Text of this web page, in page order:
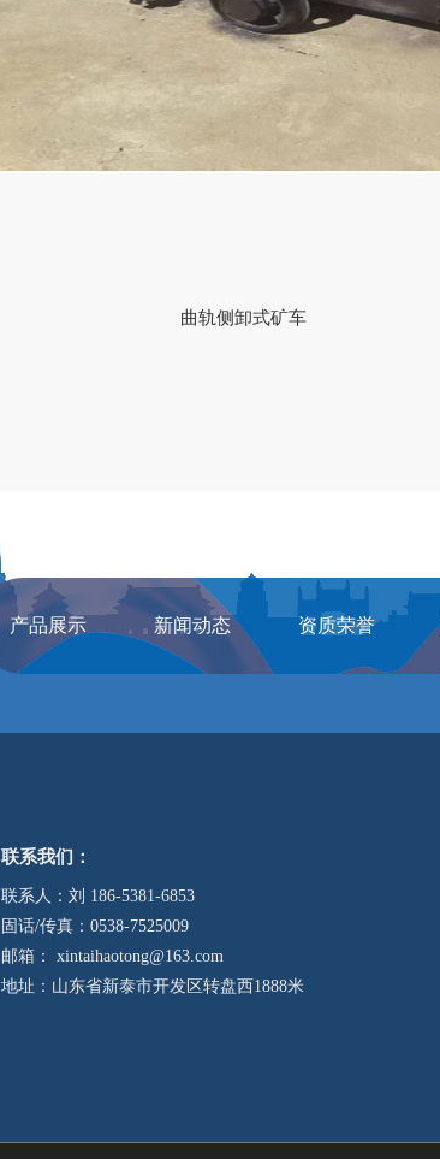
曲轨侧卸式矿车
产品展示 新闻动态 资质荣誉
联系我们：
联系人：刘 186-5381-6853
固话/传真：0538-7525009
邮箱： xintaihaotong@163.com
地址：山东省新泰市开发区转盘西1888米